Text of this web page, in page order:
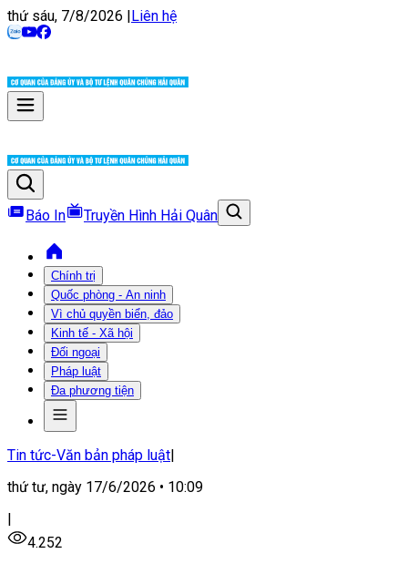
thứ sáu, 7/8/2026 |Liên hệ
Báo In Truyền Hình Hải Quân
Chính trị
Quốc phòng - An ninh
Vì chủ quyền biển, đảo
Kinh tế - Xã hội
Đối ngoại
Pháp luật
Đa phương tiện
Tin tức-Văn bản pháp luật|
thứ tư, ngày 17/6/2026 • 10:09
|
4.252